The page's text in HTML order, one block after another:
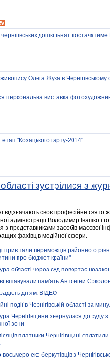
дошкільнят
Олега Жука в
персональна виставка
"Козацького гарту-2014"
зустрілися з
відзначають своє професійне свято
адміністрації Володимир Івашко і
з представниками засобів масової
фахівців медійної сфери.
привітали переможців районного
про бюджет країни"
області через суд повертає
вшанували пам'ять Антоніни
дітям. ВІДЕО
події в Чернігівській області за
Чернігівщини звернулася до суду
зони
платники Чернігівщині
восьмеро екс-беркутівців з